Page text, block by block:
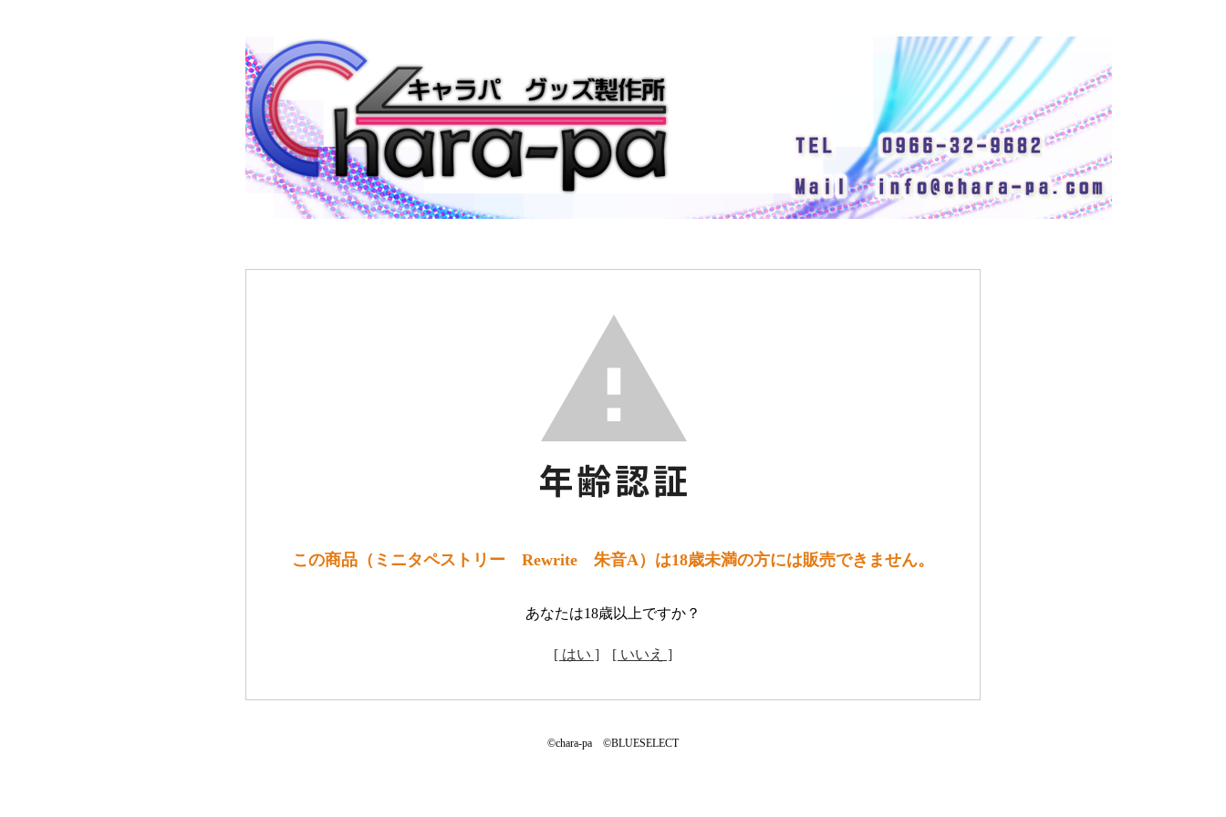
この商品（ミニタペストリー Rewrite 朱音A）は18歳未満の方には販売できません。
あなたは18歳以上ですか？
[ はい ] [ いいえ ]
©chara-pa ©BLUESELECT